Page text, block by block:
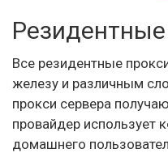
Все резидентные
железу и различным
прокси сервера
провайдер использует
домашнего